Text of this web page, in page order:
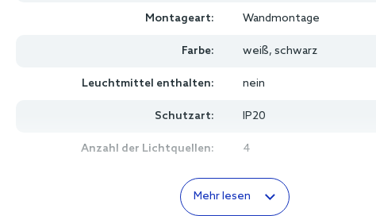
Montageart: Wandmontage
Farbe: weiß, schwarz
Leuchtmittel enthalten: nein
Schutzart: IP20
Anzahl der Lichtquellen: 4
Mehr lesen